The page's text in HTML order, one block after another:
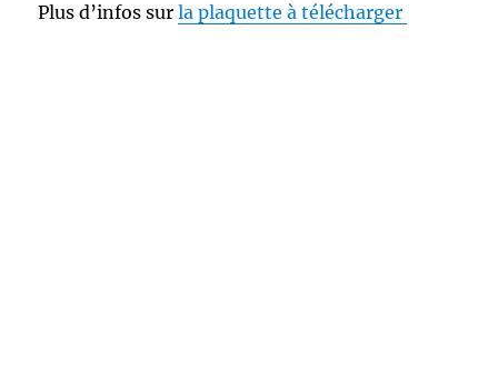
Plus d’infos surla plaquette à télécharger